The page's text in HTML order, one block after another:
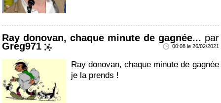
Ray donovan, chaque minute de gagnée... par
Greg971 00:08 le 26/02/2021
Ray donovan, chaque minute de gagnée
je la prends !